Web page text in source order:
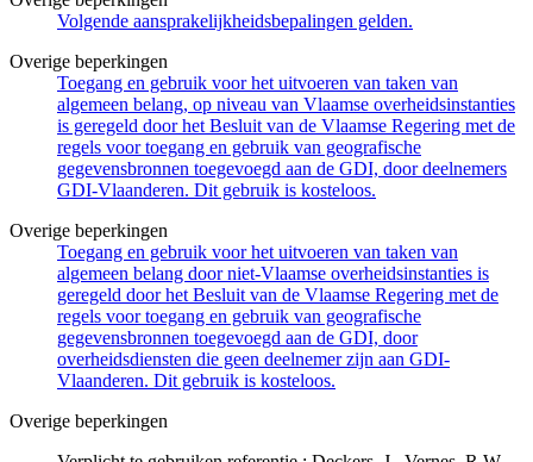
Volgende aansprakelijkheidsbepalingen gelden.
Overige beperkingen
Toegang en gebruik voor het uitvoeren van taken van
algemeen belang, op niveau van Vlaamse overheidsinstanties
is geregeld door het Besluit van de Vlaamse Regering met de
regels voor toegang en gebruik van geografische
gegevensbronnen toegevoegd aan de GDI, door deelnemers
GDI-Vlaanderen. Dit gebruik is kosteloos.
Overige beperkingen
Toegang en gebruik voor het uitvoeren van taken van
algemeen belang door niet-Vlaamse overheidsinstanties is
geregeld door het Besluit van de Vlaamse Regering met de
regels voor toegang en gebruik van geografische
gegevensbronnen toegevoegd aan de GDI, door
overheidsdiensten die geen deelnemer zijn aan GDI-
Vlaanderen. Dit gebruik is kosteloos.
Overige beperkingen